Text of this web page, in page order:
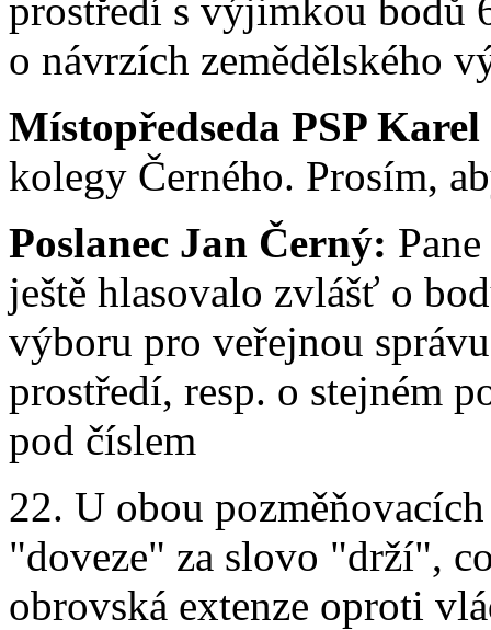
prostředí s výjimkou bodů
o návrzích zemědělského
Místopředseda PSP
kolegy Černého. Prosím,
Poslanec Jan Černý:
ještě hlasovalo zvlášť o
výboru pro veřejnou
prostředí, resp. o stejném
pod číslem
22. U obou
"doveze" za slovo "drží",
obrovská extenze oproti